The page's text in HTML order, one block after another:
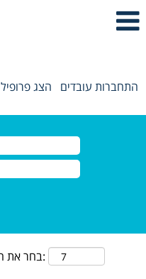
הצג פרופיל התחברות עובדים
בחר את התדירות (בימים) לקבלת ההתראה: